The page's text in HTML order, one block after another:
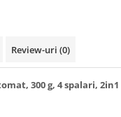
Review-uri (0)
300 g, 4 spalari,